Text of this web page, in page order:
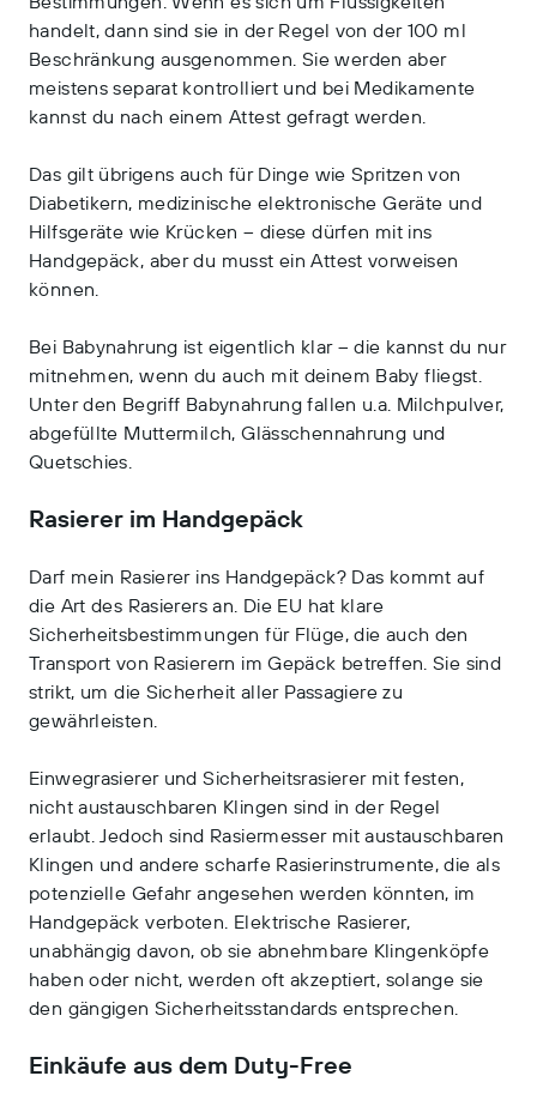
handelt, dann sind sie in der Regel von der 100 ml
Beschränkung ausgenommen. Sie werden aber
meistens separat kontrolliert und bei Medikamente
kannst du nach einem Attest gefragt werden.
Das gilt übrigens auch für Dinge wie Spritzen von
Diabetikern, medizinische elektronische Geräte und
Hilfsgeräte wie Krücken – diese dürfen mit ins
Handgepäck, aber du musst ein Attest vorweisen
können.
Bei Babynahrung ist eigentlich klar – die kannst du nur
mitnehmen, wenn du auch mit deinem Baby fliegst.
Unter den Begriff Babynahrung fallen u.a. Milchpulver,
abgefüllte Muttermilch, Glässchennahrung und
Quetschies.
Rasierer im Handgepäck
Darf mein Rasierer ins Handgepäck? Das kommt auf
die Art des Rasierers an. Die EU hat klare
Sicherheitsbestimmungen für Flüge, die auch den
Transport von Rasierern im Gepäck betreffen. Sie sind
strikt, um die Sicherheit aller Passagiere zu
gewährleisten.
Einwegrasierer und Sicherheitsrasierer mit festen,
nicht austauschbaren Klingen sind in der Regel
erlaubt. Jedoch sind Rasiermesser mit austauschbaren
Klingen und andere scharfe Rasierinstrumente, die als
potenzielle Gefahr angesehen werden könnten, im
Handgepäck verboten. Elektrische Rasierer,
unabhängig davon, ob sie abnehmbare Klingenköpfe
haben oder nicht, werden oft akzeptiert, solange sie
den gängigen Sicherheitsstandards entsprechen.
Einkäufe aus dem Duty-Free